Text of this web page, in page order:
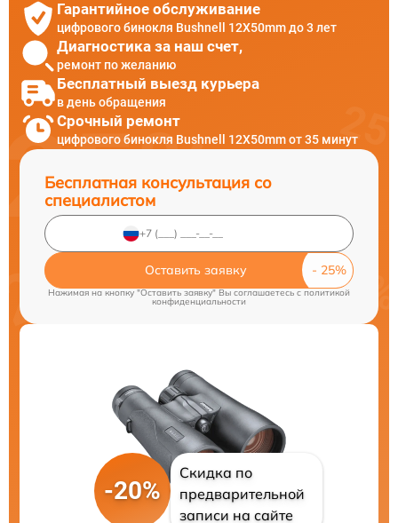
Гарантийное обслуживание
цифрового бинокля Bushnell 12X50mm до 3 лет
Диагностика за наш счет,
ремонт по желанию
Бесплатный выезд курьера
в день обращения
Срочный ремонт
цифрового бинокля Bushnell 12X50mm от 35 минут
Бесплатная консультация со
специалистом
Оставить заявку
Нажимая на кнопку "Оставить заявку" Вы соглашаетесь cполитикой
конфиденциальности
-20%
Скидка по
предварительной
записи на сайте